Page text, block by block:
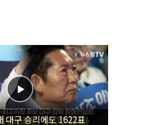
대구 승리에도 1622표